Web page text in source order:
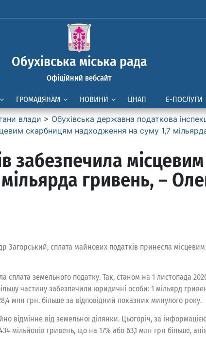
Обухівська міська рада
Офіційний вебсайт
ГРОМАДЯНАМ НОВИНИ ЦНАП Е-ПОСЛУГИ
влади > Обухівська державна податкова
скарбницям надходження на суму 1,7
забезпечила
гривень, –
сплата майнових податків принесла
земельного податку. Так, станом на 1 листопада
частину забезпечили юридичні особи: 1 мільярд
млн грн. більше за відповідний показник минулого року.
відмінне від земельної ділянки. Цьогоріч, за
мільйонів гривень, що на 17% або 63,1 млн грн більше,